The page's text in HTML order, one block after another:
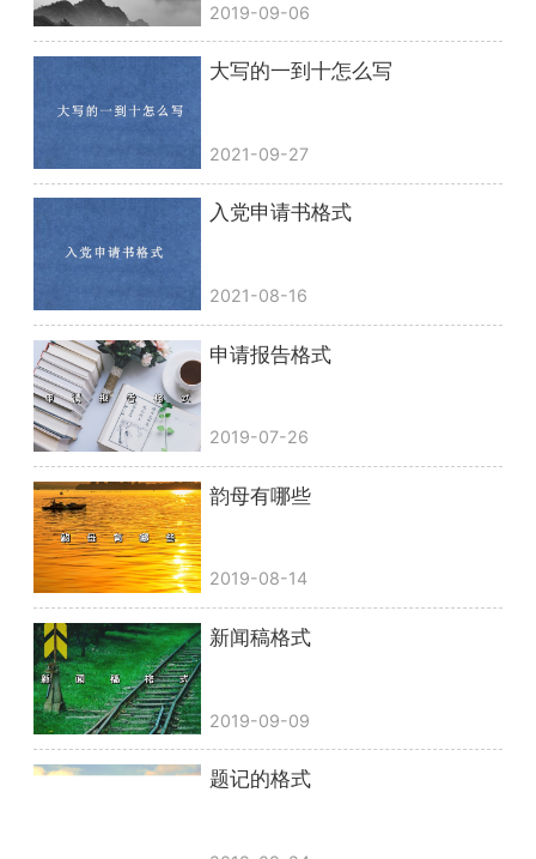
2019-09-06
大写的一到十怎么写
2021-09-27
入党申请书格式
2021-08-16
申请报告格式
2019-07-26
韵母有哪些
2019-08-14
新闻稿格式
2019-09-09
题记的格式